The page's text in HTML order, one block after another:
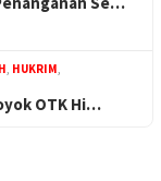
, HUKRIM,
OTK Hi…